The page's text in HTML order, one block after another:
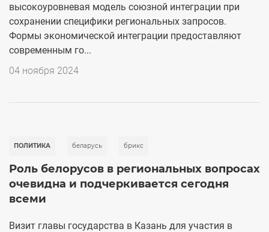
высокоуровневая модель союзной интеграции при
сохранении специфики региональных запросов.
Формы экономической интеграции предоставляют
современным го...
04 ноября 2024
ПОЛИТИКА беларусь брикс
Роль белорусов в региональных вопросах
очевидна и подчеркивается сегодня
всеми
Визит главы государства в Казань для участия в